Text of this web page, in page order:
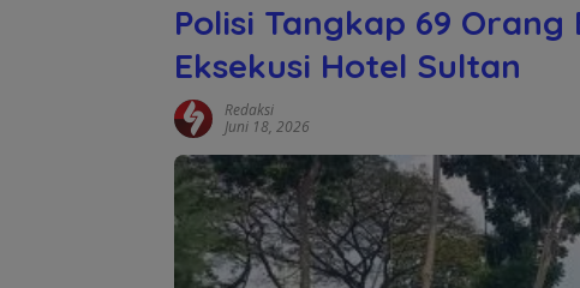
Polisi Tangkap 69
Eksekusi Hotel Sultan
Redaksi
Juni 18, 2026